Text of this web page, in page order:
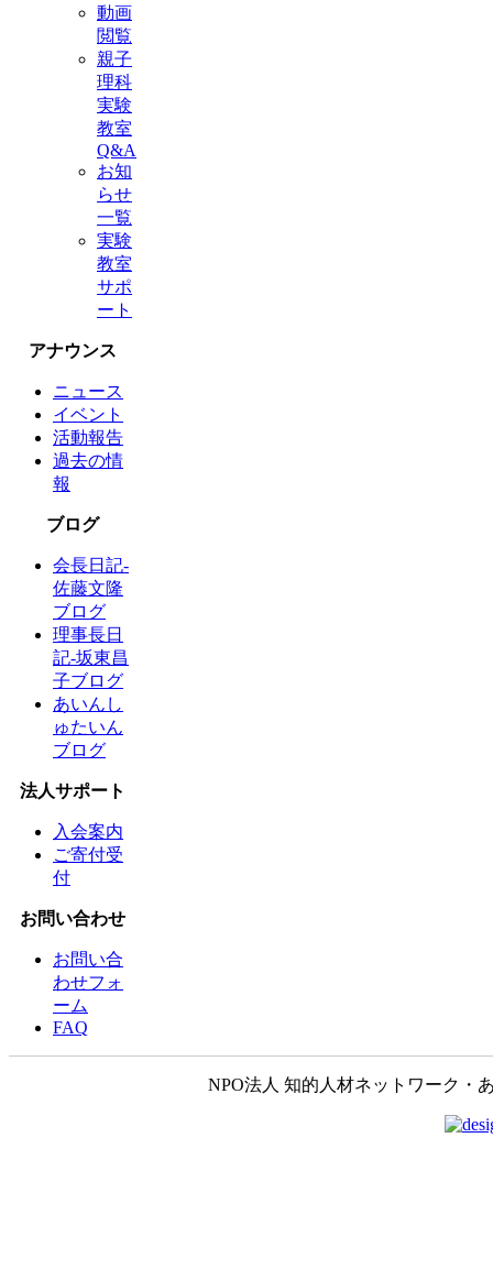
動画
閲覧
親子
理科
実験
教室
Q&A
お知
らせ
一覧
実験
教室
サポ
ート
アナウンス
ニュース
イベント
活動報告
過去の情
報
ブログ
会長日記-
佐藤文隆
ブログ
理事長日
記-坂東昌
子ブログ
あいんし
ゅたいん
ブログ
法人サポート
入会案内
ご寄付受
付
お問い合わせ
お問い合
わせフォ
ーム
FAQ
NPO法人 知的人材ネットワーク・